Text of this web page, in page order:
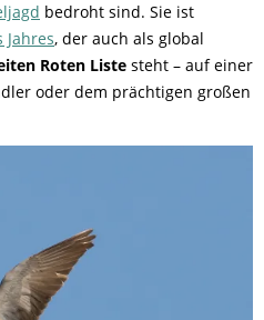
bedroht sind. Sie ist
Jahres, der auch als global
Roten Liste steht – auf einer
oder dem prächtigen großen